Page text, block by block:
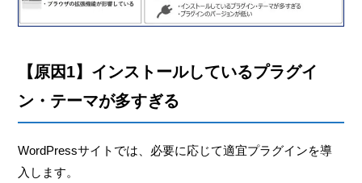
【原因1】インストールしているプラグイ
ン・テーマが多すぎる
WordPressサイトでは、必要に応じて適宜プラグインを導
入します。